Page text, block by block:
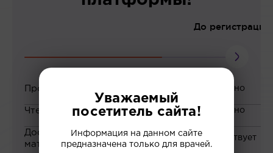
До регистрации
Просмотр вебинаров
Чтение статей
Доступ к закрытым
материалам
Уважаемый
посетитель сайта!
Информация на данном сайте
предназначена только для врачей.